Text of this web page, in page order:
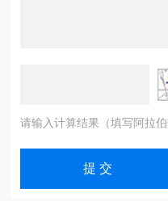
请输入计算结果（填写阿拉